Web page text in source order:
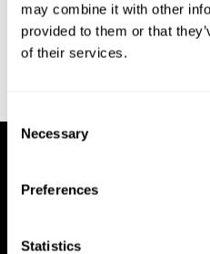
may combine it with other
provided to them or that
of their services.
Selection
Necessary
Preferences
Statistics
Références
Whiteside, A. (2002) A synopsis
computer aided psychological